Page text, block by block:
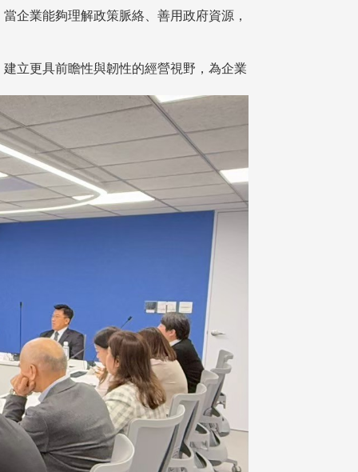
企業能夠理解政策脈絡、善用政府資源，
立更具前瞻性與韌性的經營視野，為企業